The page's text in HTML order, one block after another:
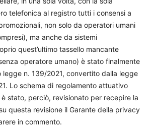
telefonica al registro tutti i consensi a
non solo da operatori umani
ma anche da sistemi
quest’ultimo tassello mancante
operatore umano) è stato finalmente
legge n. 139/2021, convertito dalla legge
Lo schema di regolamento attuativo
stato, perciò, revisionato per recepire la
questa revisione il Garante della privacy
in commento.